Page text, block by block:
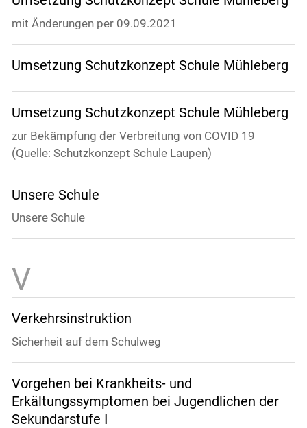
mit Änderungen per 09.09.2021
Umsetzung Schutzkonzept Schule Mühleberg
Umsetzung Schutzkonzept Schule Mühleberg
zur Bekämpfung der Verbreitung von COVID 19
(Quelle: Schutzkonzept Schule Laupen)
Unsere Schule
Unsere Schule
Verkehrsinstruktion
Sicherheit auf dem Schulweg
Vorgehen bei Krankheits- und
Erkältungssymptomen bei Jugendlichen der
Sekundarstufe I